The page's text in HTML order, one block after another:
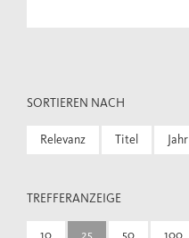
SORTIEREN NACH
Relevanz Titel Jahr
TREFFERANZEIGE
10 25 50 100